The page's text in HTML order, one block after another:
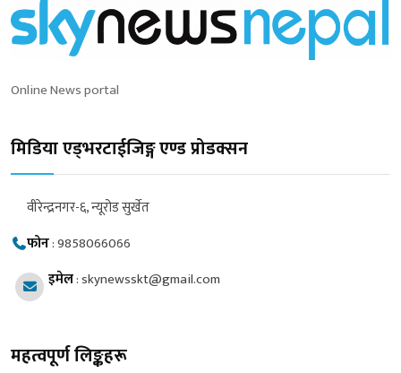
Online News portal
मिडिया एड्भरटाईजिङ्ग एण्ड प्रोडक्सन
वीरेन्द्रनगर-६, न्यूरोड सुर्खेत
फोन:9858066066
इमेल:skynewsskt@gmail.com
महत्वपूर्ण लिङ्कहरू